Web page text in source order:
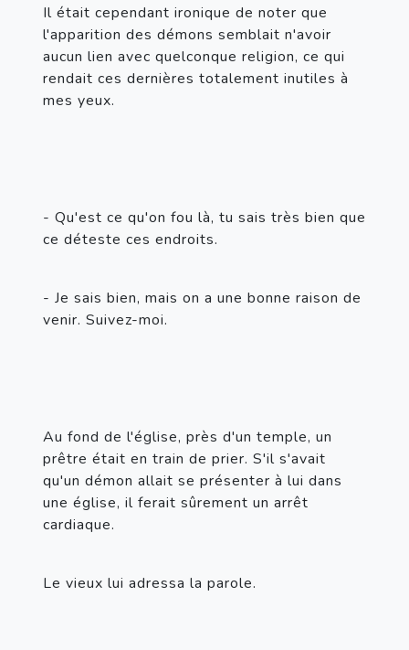
Il était cependant ironique de noter que
l'apparition des démons semblait n'avoir
aucun lien avec quelconque religion, ce qui
rendait ces dernières totalement inutiles à
mes yeux.
- Qu'est ce qu'on fou là, tu sais très bien que
ce déteste ces endroits.
- Je sais bien, mais on a une bonne raison de
venir. Suivez-moi.
Au fond de l'église, près d'un temple, un
prêtre était en train de prier. S'il s'avait
qu'un démon allait se présenter à lui dans
une église, il ferait sûrement un arrêt
cardiaque.
Le vieux lui adressa la parole.